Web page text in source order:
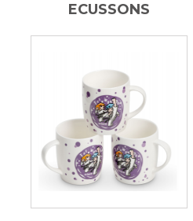
ECUSSONS